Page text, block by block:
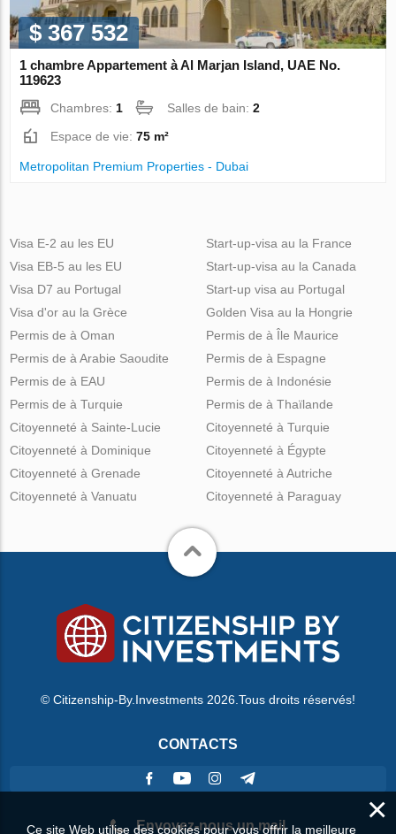
$ 367 532
1 chambre Appartement à Al Marjan Island, UAE No.
119623
Chambres: 1 Salles de bain:2
Espace de vie:75 m²
Metropolitan Premium Properties - Dubai
Visa E-2 au les EU
Visa EB-5 au les EU
Visa D7 au Portugal
Visa d'or au la Grèce
Start-up-visa au la France
Start-up-visa au la Canada
Start-up visa au Portugal
Golden Visa au la Hongrie
Permis de à Oman
Permis de à Arabie Saoudite
Permis de à EAU
Permis de à Turquie
Permis de à Île Maurice
Permis de à Espagne
Permis de à Indonésie
Permis de à Thaïlande
Citoyenneté à Sainte-Lucie
Citoyenneté à Dominique
Citoyenneté à Grenade
Citoyenneté à Vanuatu
Citoyenneté à Turquie
Citoyenneté à Égypte
Citoyenneté à Autriche
Citoyenneté à Paraguay
© Citizenship-By.Investments 2026.Tous droits réservés!
CONTACTS
Envoyez-nous un mail ×
Ce site Web utilise des cookies pour vous offrir la meilleure